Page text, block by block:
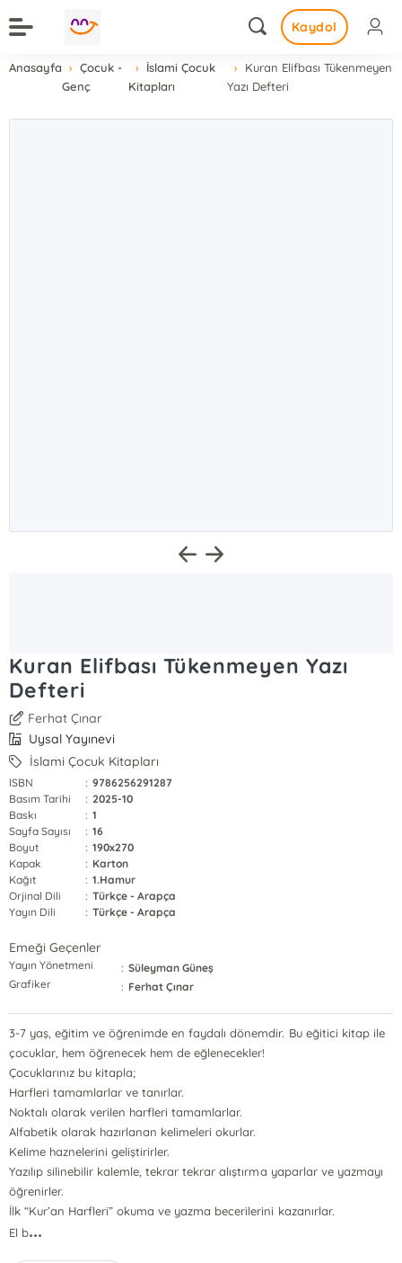
Kaydol
Anasayfa
Çocuk -
Genç
İslami Çocuk
Kitapları
Kuran Elifbası Tükenmeyen
Yazı Defteri
Kuran Elifbası Tükenmeyen Yazı
Defteri
Ferhat Çınar
Uysal Yayınevi
İslami Çocuk Kitapları
ISBN : 9786256291287
Basım Tarihi
: 2025-10
Baskı
: 1
Sayfa Sayısı
: 16
Boyut
: 190x270
Kapak
: Karton
Kağıt
: 1.Hamur
Orjinal Dili
: Türkçe - Arapça
Yayın Dili
: Türkçe - Arapça
Emeği Geçenler
Yayın Yönetmeni : Süleyman Güneş
Grafiker
: Ferhat Çınar
3-7 yaş, eğitim ve öğrenimde en faydalı dönemdir. Bu eğitici kitap ile
çocuklar, hem öğrenecek hem de eğlenecekler!
Çocuklarınız bu kitapla;
Harfleri tamamlarlar ve tanırlar.
Noktalı olarak verilen harfleri tamamlarlar.
Alfabetik olarak hazırlanan kelimeleri okurlar.
Kelime haznelerini geliştirirler.
Yazılıp silinebilir kalemle, tekrar tekrar alıştırma yaparlar ve yazmayı
öğrenirler.
İlk “Kur’an Harfleri” okuma ve yazma becerilerini kazanırlar.
El b...